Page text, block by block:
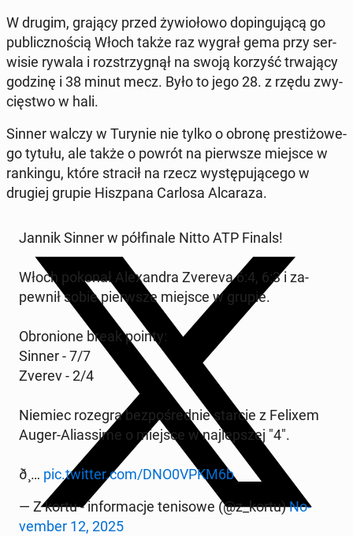
W drugim, grający przed ży­wio­ło­wo do­pin­gu­ją­cą go
pu­blicz­no­ścią Włoch także raz wygrał gema przy ser­
wi­sie rywala i roz­strzy­gnął na swoją korzyść trwa­ją­cy
godzinę i 38 minut mecz. Było to jego 28. z rzędu zwy­
cię­stwo w hali.
Sinner walczy w Turynie nie tylko o obronę pre­sti­żo­we­
go tytułu, ale także o powrót na pierw­sze miejsce w
ran­kin­gu, które stracił na rzecz wy­stę­pu­ją­ce­go w
drugiej grupie Hisz­pa­na Carlosa Al­ca­ra­za.
Jannik Sinner w pół­fi­na­le Nitto ATP Finals!
Włoch pokonał Ale­xan­dra Zvereva 6:4, 6:3 i za­
pew­nił sobie pierw­sze miejsce w grupie.
Obro­nio­ne break pointy:
Sinner - 7/7
Zverev - 2/4
Niemiec rozegra bez­po­śred­nie starcie z Felixem
Auger-Alias­si­me o miejsce w naj­lep­szej "4".
ð¸… pic.twitter.com/DNO0VPKM6b
— Z kortu - in­for­ma­cje te­ni­so­we (@z_kortu)No­
vem­ber 12, 2025